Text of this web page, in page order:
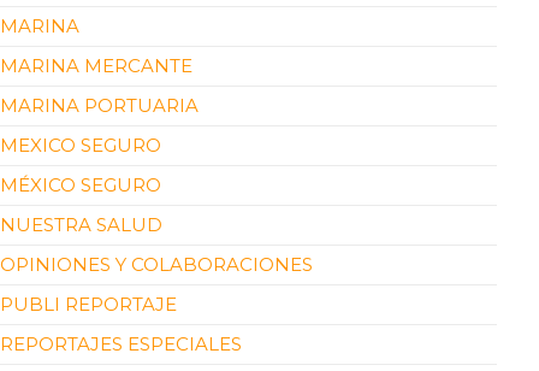
MARINA
MARINA MERCANTE
MARINA PORTUARIA
MEXICO SEGURO
MÉXICO SEGURO
NUESTRA SALUD
OPINIONES Y COLABORACIONES
PUBLI REPORTAJE
REPORTAJES ESPECIALES